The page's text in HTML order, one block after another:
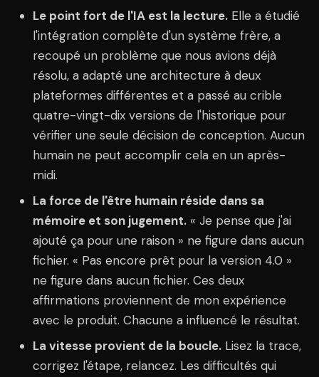
Le point fort de l'IA est la lecture.Elle a étudié
l'intégration complète d'un système frère, a
recoupé un problème que nous avions déjà
résolu, a adapté une architecture à deux
plateformes différentes et a passé au crible
quatre-vingt-dix versions de l'historique pour
vérifier une seule décision de conception. Aucun
humain ne peut accomplir cela en un après-
midi.
La force de l'être humain réside dans sa
mémoire et son jugement.« Je pense que j'ai
ajouté ça pour une raison » ne figure dans aucun
fichier. « Pas encore prêt pour la version 4.0 »
ne figure dans aucun fichier. Ces deux
affirmations proviennent de mon expérience
avec le produit. Chacune a influencé le résultat.
La vitesse provient de la boucle.Lisez la trace,
corrigez l'étape, relancez. Les difficultés qui